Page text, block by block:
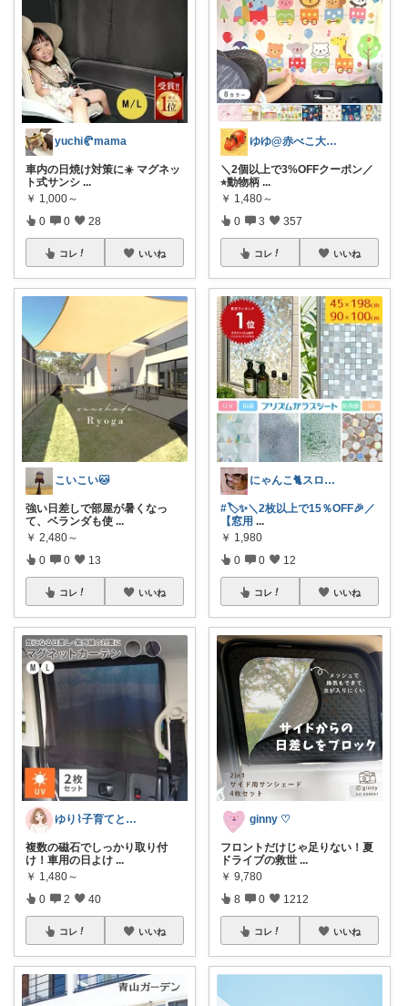
yuchi🥐mama
車内の日焼け対策に☀️ マグネッ
ト式サンシ ...
￥ 1,000～
0 0 28
コレ いいね
こいこい🐱
強い日差しで部屋が暑くなっ
て、ベランダも使 ...
￥ 2,480～
0 0 13
コレ いいね
ゆり⌇子育てと暮らし🌷
複数の磁石でしっかり取り付
け！車用の日よけ ...
￥ 1,480～
0 2 40
コレ いいね
ゆゆ@赤べこ大好き
＼2個以上で3%OFFクーポン／
⭐︎動物柄 ...
￥ 1,480～
0 3 357
コレ いいね
にゃんこ🐈スローです🐢💦
#🏷️✨＼2枚以上で15％OFF🎉／
【窓用 ...
￥ 1,980
0 0 12
コレ いいね
ginny ♡
フロントだけじゃ足りない！夏
ドライブの救世 ...
￥ 9,780
8 0 1212
コレ いいね